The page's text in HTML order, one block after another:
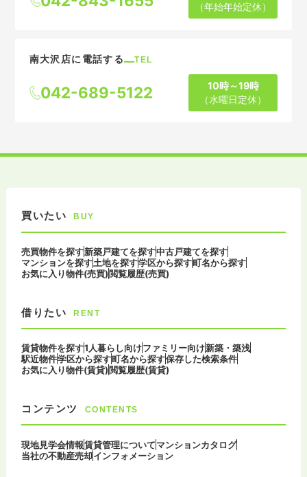
（年始年始定休）
南大沢店に電話する TEL
042-689-5122
10時～19時
（水曜日定休）
買いたい BUY
売買物件を探す新築戸建てを探す中古戸建てを探す
マンションを探す土地を探す学区から探す町名から探す
お気に入り物件(売買)閲覧履歴(売買)
借りたい RENT
賃貸物件を探す1人暮らし向けファミリー向け新築・築浅
駅近物件学区から探す町名から探す保存した検索条件
お気に入り物件(賃貸)閲覧履歴(賃貸)
コンテンツ CONTENTS
現地見学会情報賃貸管理についてマンションカタログ
当社の不動産売却インフォメーション